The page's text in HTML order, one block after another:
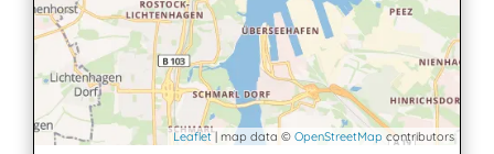
Leaflet| map data © OpenStreetMap contributors